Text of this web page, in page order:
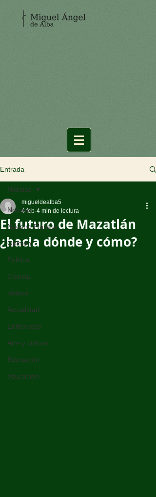
Entrada
Noticias
Nuestro Planeta
Opinión
Política
Ciencia
Videos
Actualidad
Entrevistas
Arte y cultura
Educación
educación
Noticias
El futuro de Mazatlán
¿hacia dónde y cómo?
migueldealba5
4 feb 4 min de lectura